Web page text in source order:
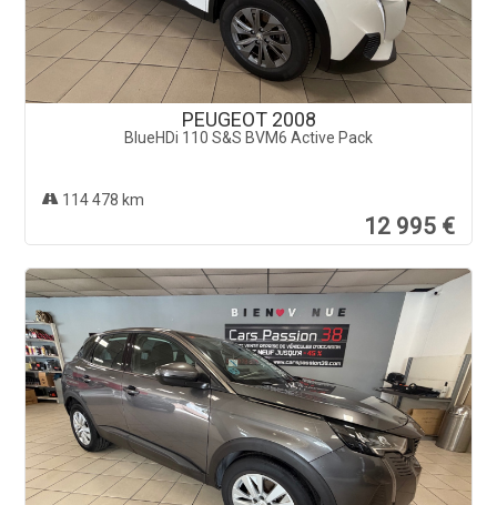
PEUGEOT 2008
BlueHDi 110 S&S BVM6 Active Pack
114 478 km
12 995 €